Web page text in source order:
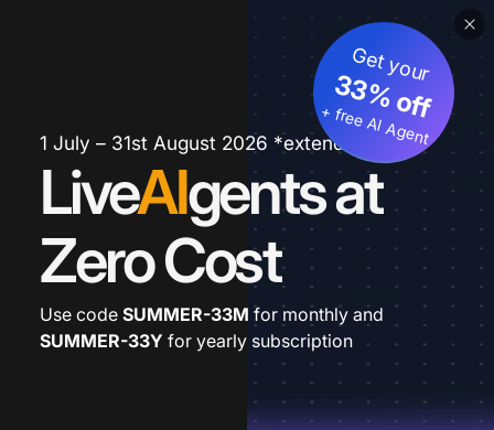
1 July – 31st August 2026 *extended
LiveAIgents at
Zero Cost
Get your
33% off
+ free AI Agent
Use code SUMMER-33M for monthly and
SUMMER-33Y for yearly subscription